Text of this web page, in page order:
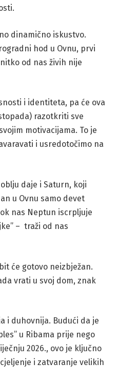
dinamično iskustvo.
hod u Ovnu, prvi
od nas živih nije
i identiteta, pa će ova
razotkriti sve
motivacijama. To je
i usredotočimo na
daje i Saturn, koji
u Ovnu samo devet
nas Neptun iscrpljuje
– traži od nas
će gotovo neizbježan.
vrati u svoj dom, znak
i duhovnija. Budući da je
u Ribama prije nego
2026., ovo je ključno
i zatvaranje velikih